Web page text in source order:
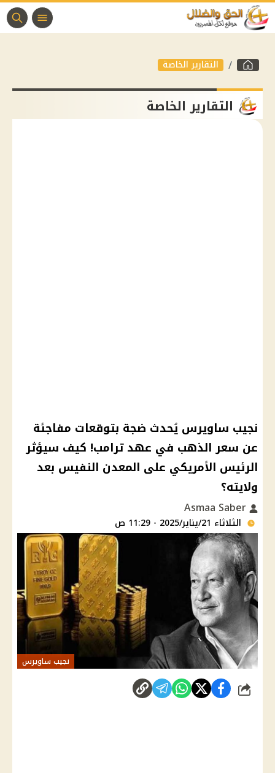
التقارير الخاصة
التقارير الخاصة
نجيب ساويرس يُحدث ضجة بتوقعات مفاجئة
عن سعر الذهب في عهد ترامب! كيف سيؤثر
الرئيس الأمريكي على المعدن النفيس بعد
ولايته؟
الثلاثاء 21/يناير/2025 - 11:29 ص
نجيب ساويرس
شارك